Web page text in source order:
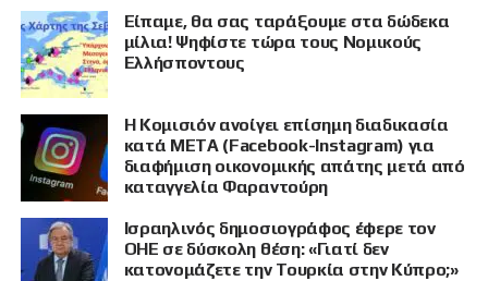
Είπαμε, θα σας ταράξουμε στα δώδεκα
μίλια! Ψηφίστε τώρα τους Νομικούς
Ελλήσποντους
Η Κομισιόν ανοίγει επίσημη διαδικασία
κατά META (Facebook-Instagram) για
διαφήμιση οικονομικής απάτης μετά από
καταγγελία Φαραντούρη
Ισραηλινός δημοσιογράφος έφερε τον
ΟΗΕ σε δύσκολη θέση: «Γιατί δεν
κατονομάζετε την Τουρκία στην Κύπρο;»